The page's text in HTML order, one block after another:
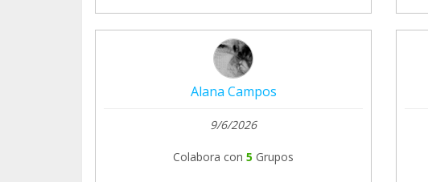
Alana Campos
9/6/2026
Colabora con 5 Grupos